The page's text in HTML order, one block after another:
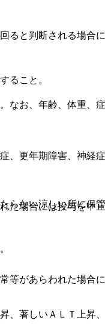
ると判断される場合に
ること。
らない涼しい所に保
お、年齢、体重、
、更年期障害、神経症
場合には投与を中
があらわれた場合
著しいＡＬＴ上昇